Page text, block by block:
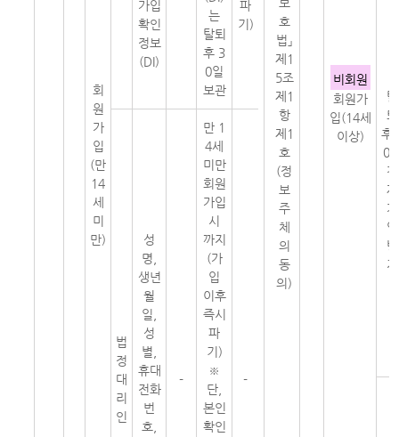
회
원
가
입
(만
14
세
미
만)
가입
확인
정보
(DI)
는
탈퇴
후 3
0일
보관
파
기)
법
정
대
리
인
성
명,
생년
월
일,
성
별,
휴대
전화
번
호,
-
만 1
4세
미만
회원
가입
시
까지
(가
입
이후
즉시
파
기)
※
단,
본인
확인
-
보
호
법」
제1
5조
제1
항
제1
호
(정
보
주
체
의
동
의)
비회원
회원가
입(14세
이상)
탈
퇴
후
0
간
재
가
입
방
지